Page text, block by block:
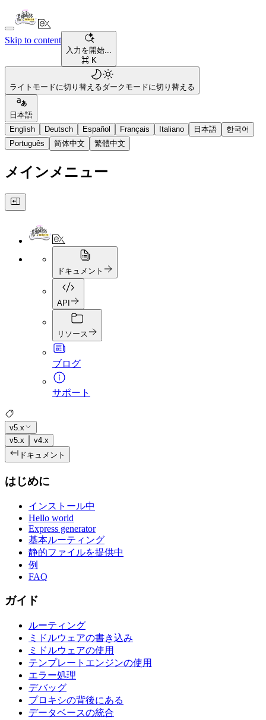
Skip to content
入力を開始...
⌘ K
ライトモードに切り替えるダークモードに切り替える
日本語
English
Deutsch Español Français Italiano 日本語
한국어
Português
简体中文 繁體中文
メインメニュー
ドキュメント
API
リソース
ブログ
サポート
v5.x
v5.x
v4.x
ドキュメント
はじめに
インストール中
Hello world
Express generator
基本ルーティング
静的ファイルを提供中
例
FAQ
ガイド
ルーティング
ミドルウェアの書き込み
ミドルウェアの使用
テンプレートエンジンの使用
エラー処理
デバッグ
プロキシの背後にある
データベースの統合